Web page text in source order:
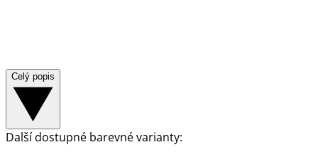
Celý popis
Další dostupné barevné varianty: